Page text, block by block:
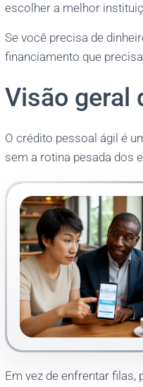
escolher a melhor
Se você precisa de
financiamento que
Visão geral
O crédito pessoal ágil é
sem a rotina pesada dos
Em vez de enfrentar filas,